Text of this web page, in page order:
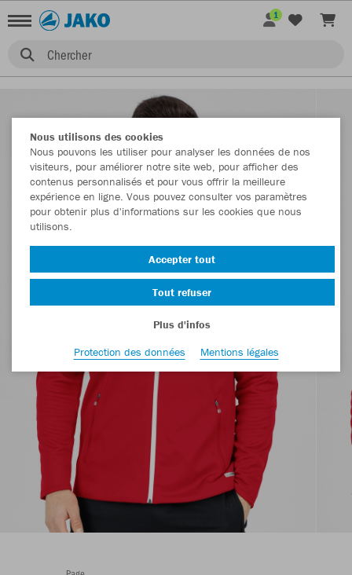
Chercher
1
Nous utilisons des cookies
Nous pouvons les utiliser pour analyser les données de nos
visiteurs, pour améliorer notre site web, pour afficher des
contenus personnalisés et pour vous offrir la meilleure
expérience en ligne. Vous pouvez consulter vos paramètres
pour obtenir plus d'informations sur les cookies que nous
utilisons.
Accepter tout
Tout refuser
Plus d'infos
Protection des données
Mentions légales